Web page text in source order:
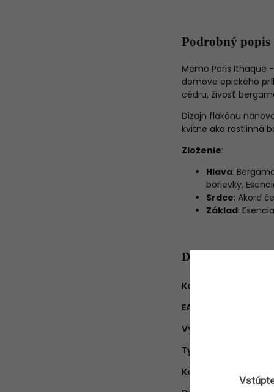
Podrobný popis
Memo Paris Ithaque
domove epického
cédru, živosť
Dizajn flakónu
kvitne ako rastlinná
Zloženie:
Hlava:
borievky,
Srdce: Akord
Základ:
Dodatočné
Kategória
EAN
Výrobca
Typ produktu
Koncentrácia